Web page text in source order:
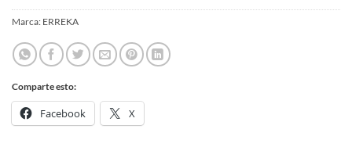
Marca: ERREKA
Comparte esto:
Facebook X